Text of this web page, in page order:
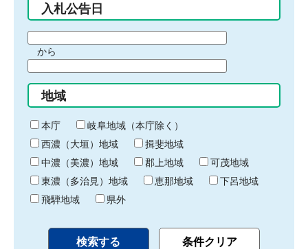
入札公告日
間
始
り
から
間
終
わ
り
地域
本庁
岐阜地域（本庁除く）
西濃（大垣）地域
揖斐地域
中濃（美濃）地域
郡上地域
可茂地域
東濃（多治見）地域
恵那地域
下呂地域
飛騨地域
県外